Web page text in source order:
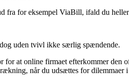
fra for eksempel ViaBill, ifald du
uden tvivl ikke særlig spændende.
at online firmaet efterkommer den
når du udsættes for dilemmaer